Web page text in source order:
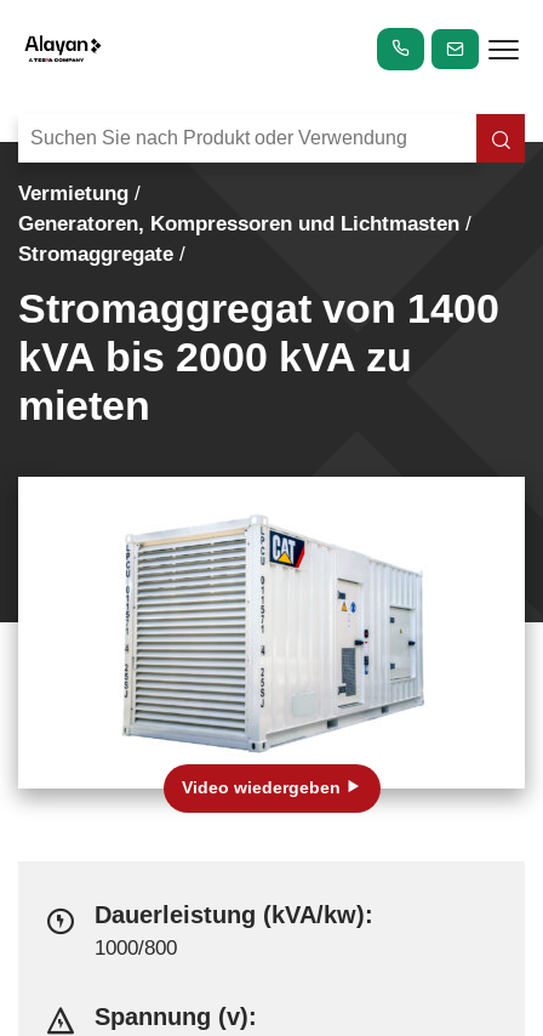
Vermietung
Generatoren, Kompressoren und Lichtmasten
Stromaggregate
Stromaggregat von 1400
kVA bis 2000 kVA zu
mieten
Video wiedergeben
Dauerleistung (kVA/kw):
1000/800
Spannung (v):